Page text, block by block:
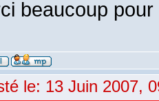
beaucoup
le: 13 Juin 2007,